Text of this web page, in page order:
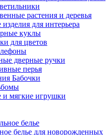
растения и деревья
для интерьера
куклы
для цветов
дверные ручки
перья
Бабочки
и мягкие игрушки
белье
белье для новорожденных